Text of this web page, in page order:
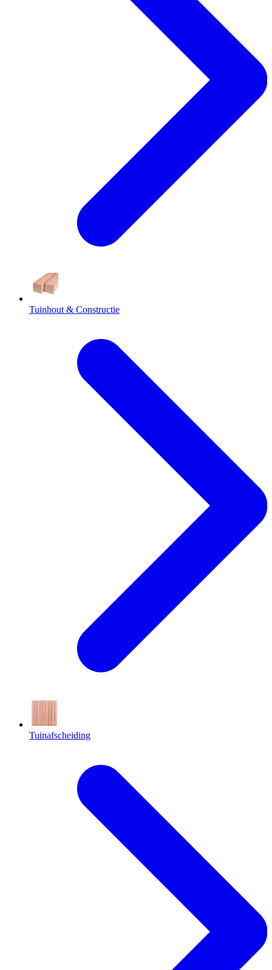
Tuinhout & Constructie
Tuinafscheiding